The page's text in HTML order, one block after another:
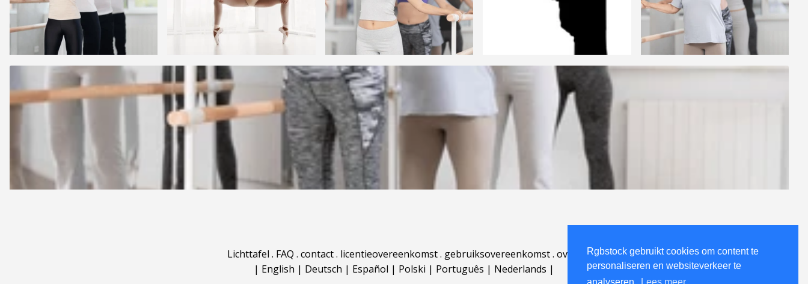
Rgbstock gebruikt cookies om content te
personaliseren en websiteverkeer te
Lichttafel . FAQ . contact. licentieovereenkomst. gebruiksovereenkomst. over
| English | Deutsch | Español | Polski | Português | Nederlands |